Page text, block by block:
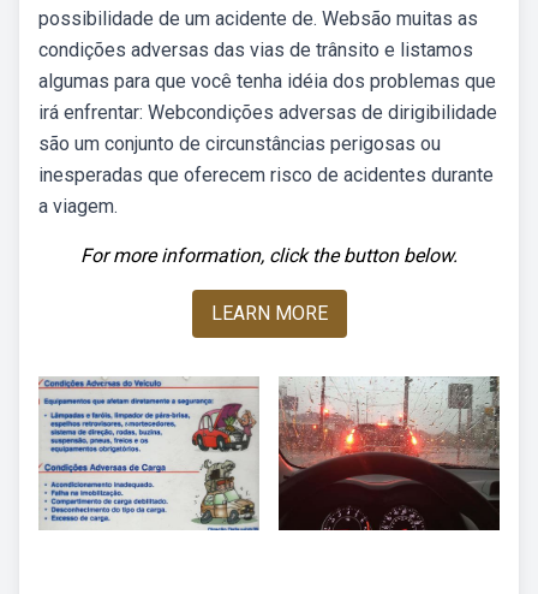
possibilidade de um acidente de. Websão muitas as
condições adversas das vias de trânsito e listamos
algumas para que você tenha idéia dos problemas que
irá enfrentar: Webcondições adversas de dirigibilidade
são um conjunto de circunstâncias perigosas ou
inesperadas que oferecem risco de acidentes durante
a viagem.
For more information, click the button below.
LEARN MORE